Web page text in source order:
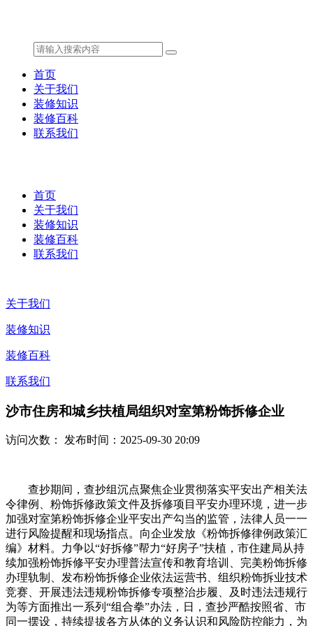
首页
关于我们
装修知识
装修百科
联系我们
首页
关于我们
装修知识
装修百科
联系我们
关于我们
装修知识
装修百科
联系我们
沙市住房和城乡扶植局组织对室第粉饰拆修企业
访问次数： 发布时间：2025-09-30 20:09
查抄期间，查抄组沉点聚焦企业贯彻落实平安出产相关法
令律例、粉饰拆修政策文件及拆修项目平安办理环境，进一步
加强对室第粉饰拆修企业平安出产勾当的监管，法律人员一一
进行风险提醒和现场指点。向企业发放《粉饰拆修律例政策汇
编》材料。力争以“好拆修”帮力“好房子”扶植，市住建局从持
续加强粉饰拆修平安办理普法宣传和教育培训、完美粉饰拆修
办理轨制、发布粉饰拆修企业依法运营书、组织粉饰拆业技术
竞赛、开展违法违规粉饰拆修专项整治步履、及时违法违规行
为等方面推出一系列“组合拳”办法，日，查抄严酷按照省、市
同一摆设，持续提拔各方从体的义务认识和风险防控能力，为